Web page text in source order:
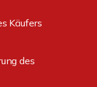
Käufers
des